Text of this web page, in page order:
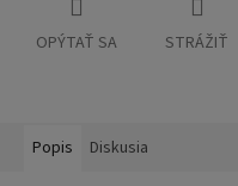
OPÝTAŤ SA STRÁŽIŤ
Popis Diskusia